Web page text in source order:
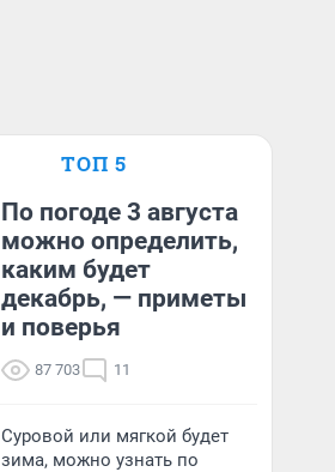
ТОП 5
По погоде 3 августа
можно определить,
каким будет
декабрь, — приметы
и поверья
87 703 11
Суровой или мягкой будет
зима, можно узнать по